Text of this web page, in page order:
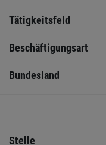
Tätigkeitsfeld
Beschäftigungsart
Bundesland
Stelle